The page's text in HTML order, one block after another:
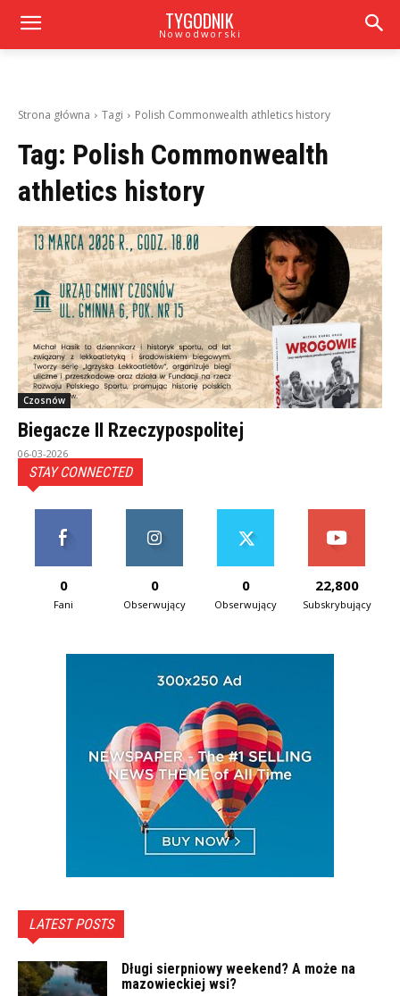
TYGODNIK
Nowodworski
Strona główna Tagi Polish Commonwealth athletics history
Tag: Polish Commonwealth
athletics history
Czosnów
Biegacze II Rzeczypospolitej
06-03-2026
STAY CONNECTED
0
Fani
0
Obserwujący
0
Obserwujący
22,800
Subskrybujący
LATEST POSTS
Długi sierpniowy weekend? A może na
mazowieckiej wsi?